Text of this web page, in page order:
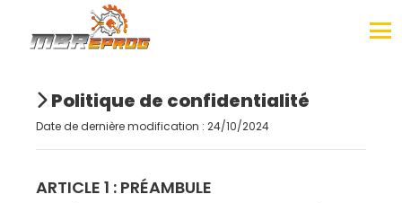
Politique de confidentialité
Date de dernière modification : 24/10/2024
ARTICLE 1 : PRÉAMBULE